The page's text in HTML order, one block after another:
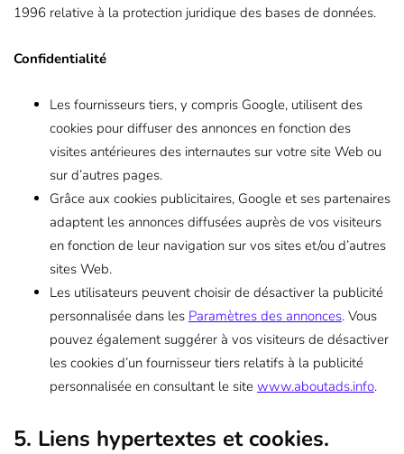
1996 relative à la protection juridique des bases de données.
Confidentialité
Les fournisseurs tiers, y compris Google, utilisent des
cookies pour diffuser des annonces en fonction des
visites antérieures des internautes sur votre site Web ou
sur d’autres pages.
Grâce aux cookies publicitaires, Google et ses partenaires
adaptent les annonces diffusées auprès de vos visiteurs
en fonction de leur navigation sur vos sites et/ou d’autres
sites Web.
Les utilisateurs peuvent choisir de désactiver la publicité
personnalisée dans les Paramètres des annonces. Vous
pouvez également suggérer à vos visiteurs de désactiver
les cookies d’un fournisseur tiers relatifs à la publicité
personnalisée en consultant le site www.aboutads.info.
5. Liens hypertextes et cookies.